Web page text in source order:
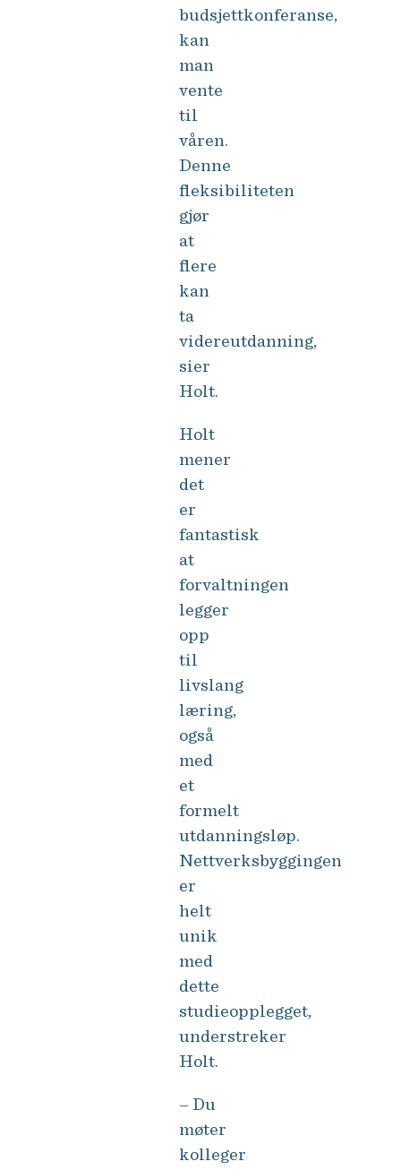
budsjettkonferanse,
kan
man
vente
til
våren.
Denne
fleksibiliteten
gjør
at
flere
kan
ta
videreutdanning,
sier
Holt.
Holt
mener
det
er
fantastisk
at
forvaltningen
legger
opp
til
livslang
læring,
også
med
et
formelt
utdanningsløp.
Nettverksbyggingen
er
helt
unik
med
dette
studieopplegget,
understreker
Holt.
– Du
møter
kolleger